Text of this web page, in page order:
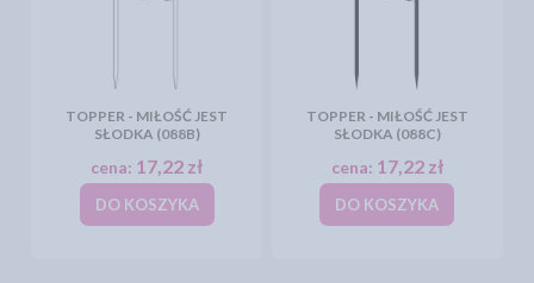
TOPPER - MIŁOŚĆ JEST
SŁODKA (088B)
cena: 17,22 zł
DO KOSZYKA
TOPPER - MIŁOŚĆ JEST
SŁODKA (088C)
cena: 17,22 zł
DO KOSZYKA